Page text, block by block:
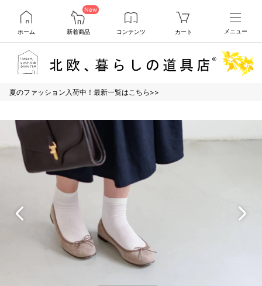
ホーム
New
新着商品 コンテンツ カート メニュー
夏のファッション入荷中！最新一覧はこちら>>